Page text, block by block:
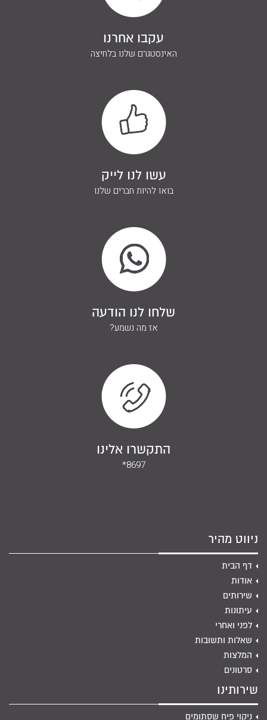
עקבו אחרנו
האינסטגרם שלנו בלחיצה
עשו לנו לייק
בואו להיות חברים שלנו
שלחו לנו הודעה
אז מה נשמע?
התקשרו אלינו
*8697
ניווט מהיר
דף הבית
אודות
שירותים
עיתונות
לפני ואחרי
שאלות ותשובות
המלצות
סרטונים
שירותינו
ניקוי פיח שסתומים